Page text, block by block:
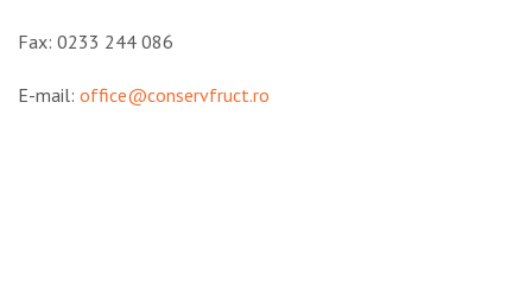
Fax: 0233 244 086
E-mail: office@conservfruct.ro